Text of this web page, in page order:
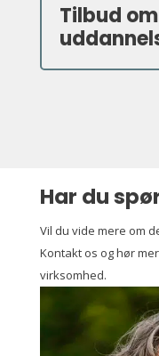
Tilbud
Har du
Vil du vide mere om
Kontakt os og hør
virksomhed.